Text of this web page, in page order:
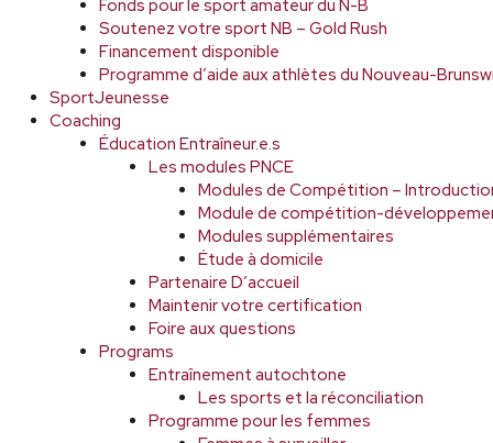
Fonds pour le sport amateur du N-B
Soutenez votre sport NB – Gold Rush
Financement disponible
Programme d’aide aux athlètes du Nouveau-
SportJeunesse
Coaching
Éducation Entraîneur.e.s
Les modules PNCE
Modules de Compétition –
Module de compétition-
Modules supplémentaires
Étude à domicile
Partenaire D’accueil
Maintenir votre certification
Foire aux questions
Programs
Entraînement autochtone
Les sports et la réconciliation
Programme pour les femmes